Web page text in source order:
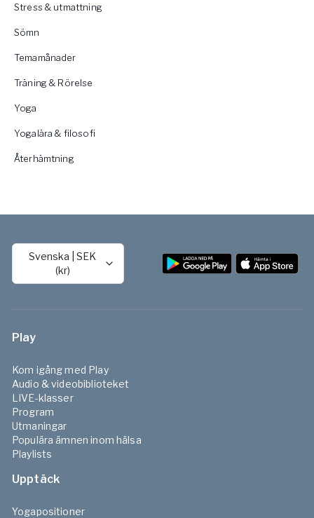
Stress & utmattning
Sömn
Temamånader
Träning & Rörelse
Yoga
Yogalära & filosofi
Återhämtning
Svenska |SEK
(kr)
Play
Kom igång med Play
Audio & videobiblioteket
LIVE-klasser
Program
Utmaningar
Populära ämnen inom hälsa
Playlists
Upptäck
Yogapositioner